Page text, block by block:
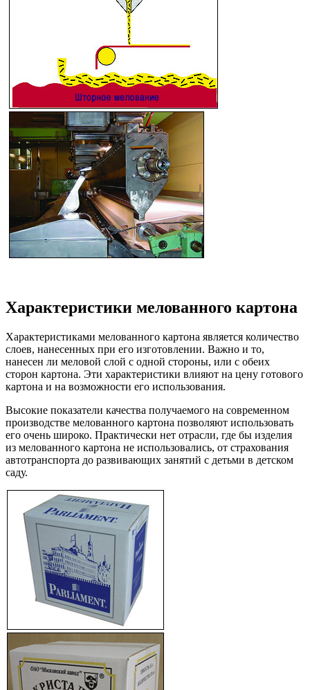
Характеристики мелованного картона
Характеристиками мелованного картона является количество
слоев, нанесенных при его изготовлении. Важно и то,
нанесен ли меловой слой с одной стороны, или с обеих
сторон картона. Эти характеристики влияют на цену готового
картона и на возможности его использования.
Высокие показатели качества получаемого на современном
производстве мелованного картона позволяют использовать
его очень широко. Практически нет отрасли, где бы изделия
из мелованного картона не использовались, от страхования
автотранспорта до развивающих занятий с детьми в детском
саду.